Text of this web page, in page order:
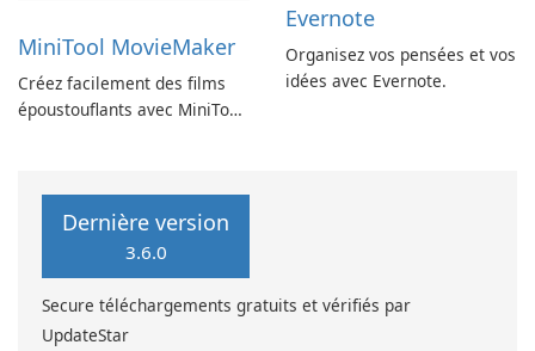
MiniTool MovieMaker
Créez facilement des films
époustouflants avec MiniTool
Evernote
Organisez vos pensées et vos
idées avec Evernote.
Dernière version
3.6.0
Secure téléchargements gratuits et vérifiés par
UpdateStar